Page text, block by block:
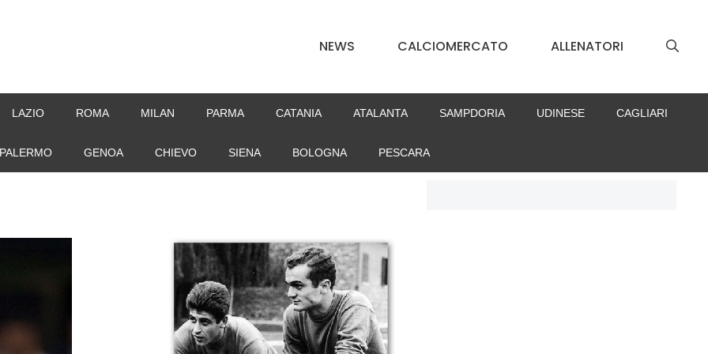
NEWS CALCIOMERCATO ALLENATORI
LAZIO ROMA MILAN PARMA CATANIA ATALANTA SAMPDORIA UDINESE CAGLIARI
PALERMO GENOA CHIEVO SIENA BOLOGNA PESCARA